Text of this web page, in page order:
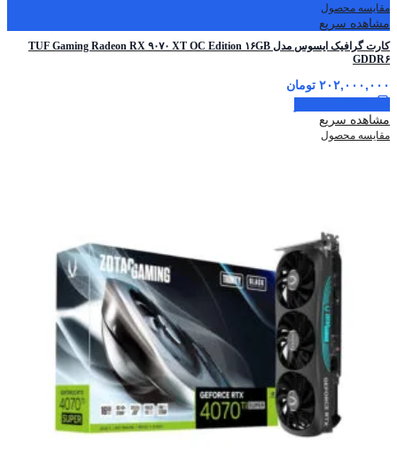
مقایسه محصول
مشاهده سریع
کارت گرافیک ایسوس مدل TUF Gaming Radeon RX ۹۰۷۰ XT OC Edition ۱۶GB
GDDR۶
۲۰۲,۰۰۰,۰۰۰ تومان
مشاهده سریع
مقایسه محصول